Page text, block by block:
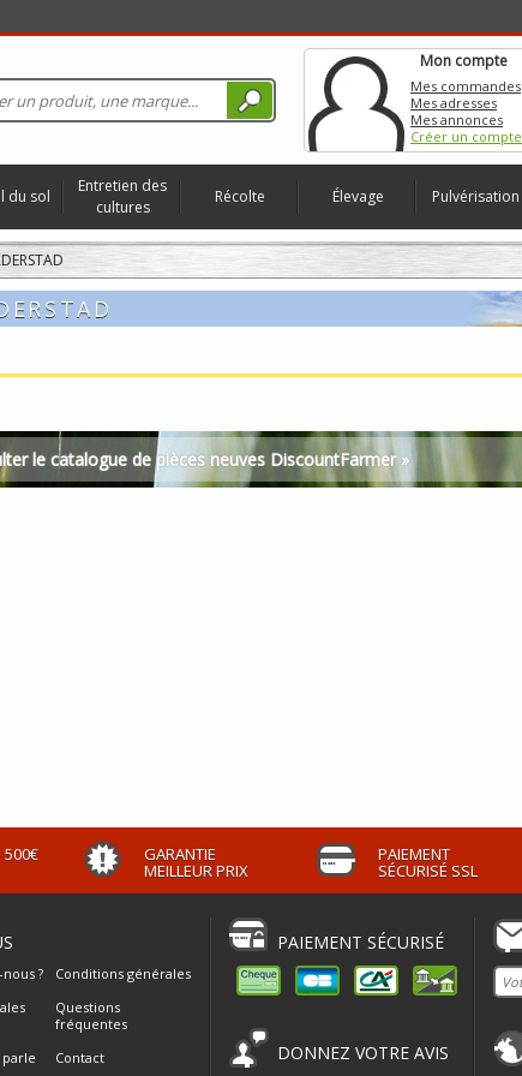
Mon compte
Mes commandes
Mes adresses
Mes annonces
Créer un compte
du sol
Entretien des
cultures
Récolte Élevage Pulvérisation
le catalogue de pièces neuves DiscountFarmer »
500€ GARANTIE
MEILLEUR PRIX
PAIEMENT
SÉCURISÉ SSL
?
Conditions générales
Questions
fréquentes
parle
Contact
PAIEMENT SÉCURISÉ
DONNEZ VOTRE AVIS